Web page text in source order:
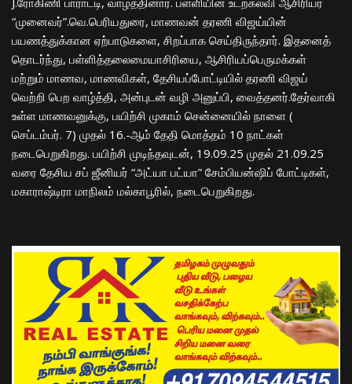
“முனைவர்”.வெ.பெரியதுரை, மாணவன் தரணி விஜய்யின்
பயணத்துக்கான ஏற்பாடுகளை, சிறப்பாக செய்திருந்தார். இதனைத்
தொடர்ந்து, பள்ளித்தலைமையாசிரியை, ஆசிரியப்பெருமக்கள்
மற்றும் மாணவ, மாணவிகள், தேசியப்போட்டியில் தரணி விஜய்
வெற்றி பெற வாழ்த்தி, அன்புடன் வழி அனுப்பி, வைத்தனர்.தேர்வாகி
உள்ள மாணவனுக்கு, பயிற்சி முகாம் சென்னையில் நாளை (
செப்டம்பர். 7) முதல் 16.-ஆம் தேதி மொத்தம் 10 நாட்கள்
நடைபெறுகிறது. பயிற்சி முடிந்தவுடன், 19.09.25 முதல் 21.09.25
வரை தேசிய சப் ஜீனியர் “அட்யா பட்யா” சேம்பியன்ஷிப் போட்டிகள்,
மகாராஷ்டிரா மாநிலம் மல்காபூரில், நடைபெறுகிறது.